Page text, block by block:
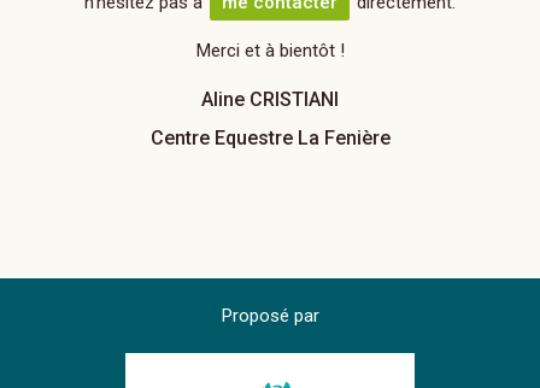
Merci et à bientôt !
Aline CRISTIANI
Centre Equestre La Fenière
Proposé par